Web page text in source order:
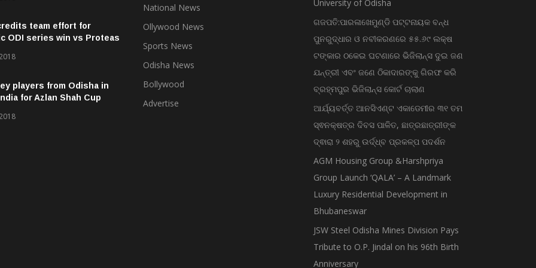
team effort for
ODI series win vs Proteas
players from Odisha in
for Azlan Shah Cup
National News
Ollywood News
Sports News
Odisha News
Bollywood
Advertise
University of Odisha
ଗଜପତି:ପାରଳାଖେମୁଣ୍ଡି ପଟ୍ଟନାୟକ ବନ୍ଧ
ପୁନରୁଦ୍ଧାର ଓ ନବୀକରଣରେ ୫୫.୬୯ ଲକ୍ଷ
ଟଙ୍କାର ଠକେଇ ଘଟଣାରେ ଭିଜିଲାନ୍ସ ଦୁଇ ଜଣ
ଯନ୍ତ୍ରୀ ଏବଂ ଜଣେ ଠିକାଦାରଙ୍କୁ ଗିରଫ କରି
ବ୍ରହ୍ମପୁର ଭିଜିଲାନ୍ସ କୋର୍ଟ ଚାଲାଣ
ଆର୍ଯ୍ୟବର୍ତ୍ତ ଆନସିଏଣ୍ଟ ଏକାଡେମୀର ୩୧ ତମ
ସ୍ଵନକ୍ଷତ୍ର ଦିବସ ପାଳିତ, ଛାତ୍ରଛାତ୍ରୀଙ୍କ
ଦ୍ଵାରା ୨ ଶହରୁ ଉର୍ଦ୍ଧ୍ବ ପ୍ରକଳ୍ପ ପଦର୍ଶନ
AGM Housing Group &Harshpriya
Group Launch ‘QALA’ – A Landmark
Luxury Residential Development in
Bhubaneswar
JSW Steel Odisha Mines Division Pays
Tribute to O.P. Jindal on his 96th Birth
Anniversary